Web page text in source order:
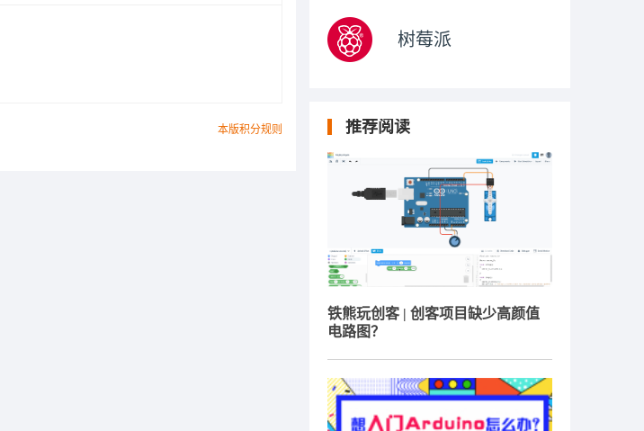
本版积分规则
树莓派
推荐阅读
铁熊玩创客 | 创客项目缺少高颜值
电路图？